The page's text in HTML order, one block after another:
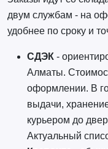
двум службам - на
удобнее по сроку и
СДЭК-
Алматы.
оформлении. В
выдачи,
курьером до
Актуальный